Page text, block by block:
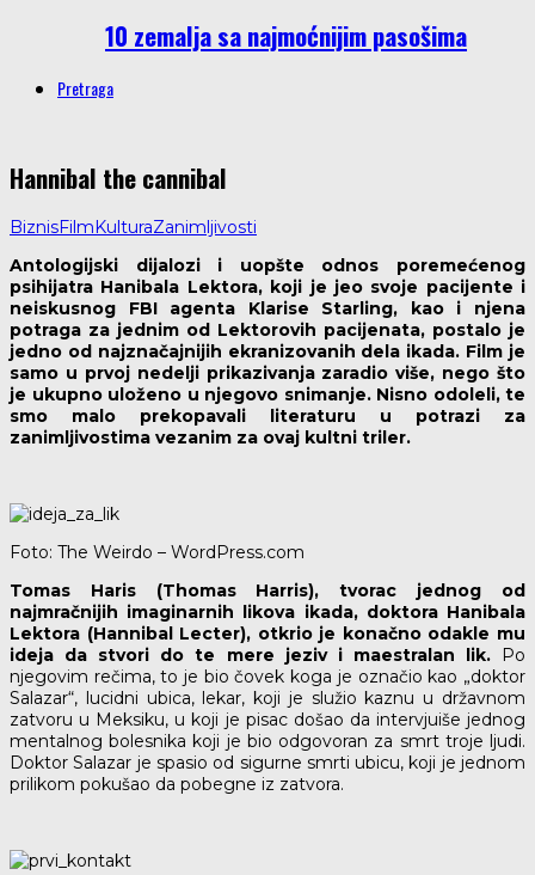
10 zemalja sa najmoćnijim pasošima
Pretraga
Hannibal the cannibal
BiznisFilm KulturaZanimljivosti
Antologijski dijalozi i uopšte odnos poremećenog
psihijatra Hanibala Lektora, koji je jeo svoje pacijente i
neiskusnog FBI agenta Klarise Starling, kao i njena
potraga za jednim od Lektorovih pacijenata, postalo je
jedno od najznačajnijih ekranizovanih dela ikada. Film je
samo u prvoj nedelji prikazivanja zaradio više, nego što
je ukupno uloženo u njegovo snimanje. Nisno odoleli, te
smo malo prekopavali literaturu u potrazi za
zanimljivostima vezanim za ovaj kultni triler.
Foto: The Weirdo – WordPress.com
Tomas Haris (Thomas Harris), tvorac jednog od
najmračnijih imaginarnih likova ikada, doktora Hanibala
Lektora (Hannibal Lecter), otkrio je konačno odakle mu
ideja da stvori do te mere jeziv i maestralan lik.
Po
njegovim rečima, to je bio čovek koga je označio kao „doktor
Salazar“, lucidni ubica, lekar, koji je služio kaznu u državnom
zatvoru u Meksiku, u koji je pisac došao da intervjuiše jednog
mentalnog bolesnika koji je bio odgovoran za smrt troje ljudi.
Doktor Salazar je spasio od sigurne smrti ubicu, koji je jednom
prilikom pokušao da pobegne iz zatvora.